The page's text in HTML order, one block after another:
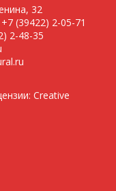
32
+7 (39422) 2-05-71
2-48-35
Creative